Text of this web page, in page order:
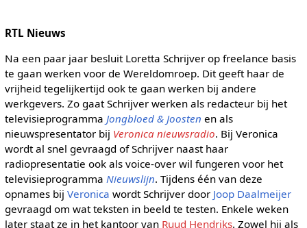
RTL Nieuws
Na een paar jaar besluit Loretta Schrijver op freelance basis
te gaan werken voor de Wereldomroep. Dit geeft haar de
vrijheid tegelijkertijd ook te gaan werken bij andere
werkgevers. Zo gaat Schrijver werken als redacteur bij het
televisieprogramma Jongbloed & Joosten en als
nieuwspresentator bij Veronica nieuwsradio. Bij Veronica
wordt al snel gevraagd of Schrijver naast haar
radiopresentatie ook als voice-over wil fungeren voor het
televisieprogramma Nieuwslijn. Tijdens één van deze
opnames bij Veronica wordt Schrijver door Joop Daalmeijer
gevraagd om wat teksten in beeld te testen. Enkele weken
later staat ze in het kantoor van Ruud Hendriks. Zowel hij als